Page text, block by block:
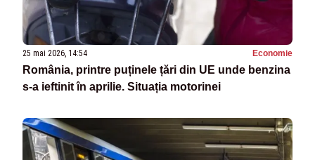
25 mai 2026, 14:54 Economie
România, printre puținele țări din UE unde benzina
s-a ieftinit în aprilie. Situația motorinei